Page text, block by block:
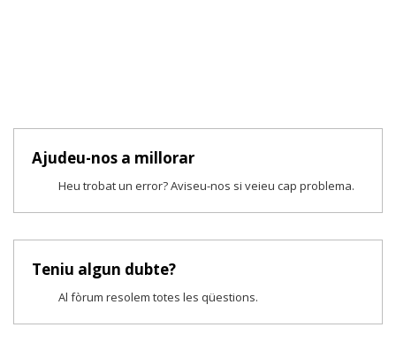
Ajudeu-nos a millorar
Heu trobat un error? Aviseu-nos si veieu cap problema.
Teniu algun dubte?
Al fòrum resolem totes les qüestions.